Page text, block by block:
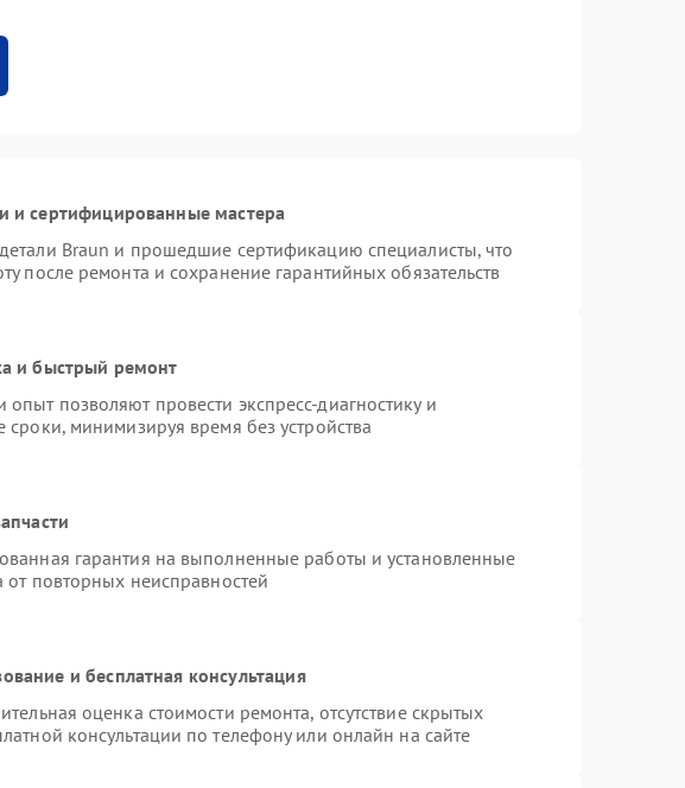
и сертифицированные мастера
Braun и прошедшие сертификацию специалисты, что
после ремонта и сохранение гарантийных обязательств
и быстрый ремонт
позволяют провести экспресс-диагностику и
сроки, минимизируя время без устройства
гарантия на выполненные работы и установленные
от повторных неисправностей
и бесплатная консультация
оценка стоимости ремонта, отсутствие скрытых
консультации по телефону или онлайн на сайте